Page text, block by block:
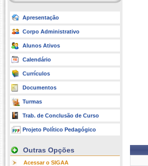
Apresentação
Corpo Administrativo
Alunos Ativos
Calendário
Currículos
Documentos
Turmas
Trab. de Conclusão de Curso
Projeto Político Pedagógico
Outras Opções
Acessar o SIGAA